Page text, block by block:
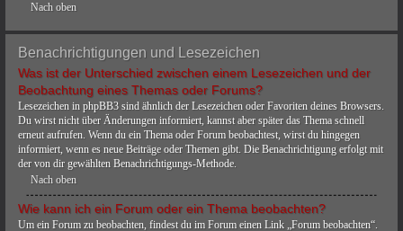
Nach oben
Benachrichtigungen und Lesezeichen
Was ist der Unterschied zwischen einem Lesezeichen und der
Beobachtung eines Themas oder Forums?
Lesezeichen in phpBB3 sind ähnlich der Lesezeichen oder Favoriten deines Browsers.
Du wirst nicht über Änderungen informiert, kannst aber später das Thema schnell
erneut aufrufen. Wenn du ein Thema oder Forum beobachtest, wirst du hingegen
informiert, wenn es neue Beiträge oder Themen gibt. Die Benachrichtigung erfolgt mit
der von dir gewählten Benachrichtigungs-Methode.
Nach oben
Wie kann ich ein Forum oder ein Thema beobachten?
Um ein Forum zu beobachten, findest du im Forum einen Link „Forum beobachten“.